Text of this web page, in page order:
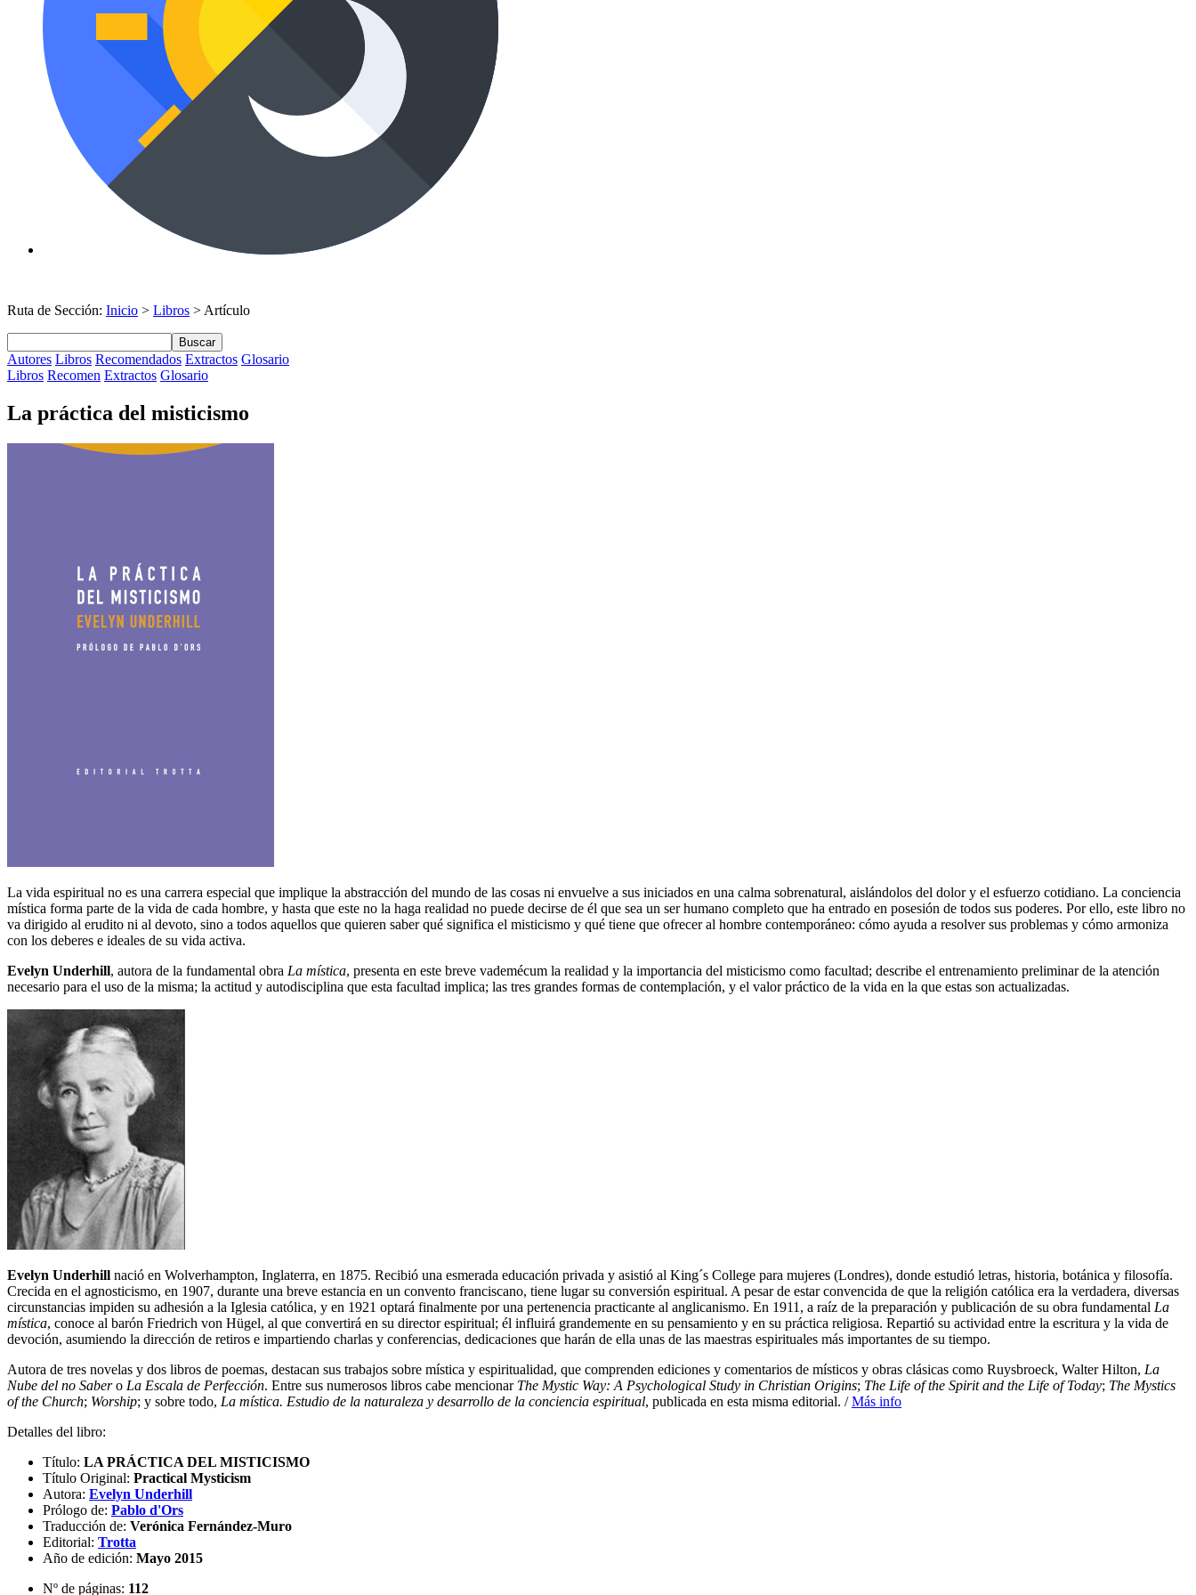
Ruta de Sección: Inicio > Libros > Artículo
Buscar
Autores Libros Recomendados Extractos Glosario
Libros Recomen Extractos Glosario
La práctica del misticismo
La vida espiritual no es una carrera especial que implique la abstracción del mundo de las cosas ni envuelve a sus iniciados en una calma sobrenatural, aislándolos del dolor y el esfuerzo cotidiano. La conciencia
mística forma parte de la vida de cada hombre, y hasta que este no la haga realidad no puede decirse de él que sea un ser humano completo que ha entrado en posesión de todos sus poderes. Por ello, este libro no
va dirigido al erudito ni al devoto, sino a todos aquellos que quieren saber qué significa el misticismo y qué tiene que ofrecer al hombre contemporáneo: cómo ayuda a resolver sus problemas y cómo armoniza
con los deberes e ideales de su vida activa.
Evelyn Underhill, autora de la fundamental obra La mística, presenta en este breve vademécum la realidad y la importancia del misticismo como facultad; describe el entrenamiento preliminar de la atención
necesario para el uso de la misma; la actitud y autodisciplina que esta facultad implica; las tres grandes formas de contemplación, y el valor práctico de la vida en la que estas son actualizadas.
Evelyn Underhill nació en Wolverhampton, Inglaterra, en 1875. Recibió una esmerada educación privada y asistió al King´s College para mujeres (Londres), donde estudió letras, historia, botánica y filosofía.
Crecida en el agnosticismo, en 1907, durante una breve estancia en un convento franciscano, tiene lugar su conversión espiritual. A pesar de estar convencida de que la religión católica era la verdadera, diversas
circunstancias impiden su adhesión a la Iglesia católica, y en 1921 optará finalmente por una pertenencia practicante al anglicanismo. En 1911, a raíz de la preparación y publicación de su obra fundamental La
mística, conoce al barón Friedrich von Hügel, al que convertirá en su director espiritual; él influirá grandemente en su pensamiento y en su práctica religiosa. Repartió su actividad entre la escritura y la vida de
devoción, asumiendo la dirección de retiros e impartiendo charlas y conferencias, dedicaciones que harán de ella unas de las maestras espirituales más importantes de su tiempo.
Autora de tres novelas y dos libros de poemas, destacan sus trabajos sobre mística y espiritualidad, que comprenden ediciones y comentarios de místicos y obras clásicas como Ruysbroeck, Walter Hilton, La
Nube del no Sabero La Escala de Perfección. Entre sus numerosos libros cabe mencionar The Mystic Way: A Psychological Study in Christian Origins; The Life of the Spirit and the Life of Today; The Mystics
of the Church; Worship; y sobre todo, La mística. Estudio de la naturaleza y desarrollo de la conciencia espiritual, publicada en esta misma editorial. /Más info
Detalles del libro:
Título: LA PRÁCTICA DEL MISTICISMO
Título Original: Practical Mysticism
Autora: Evelyn Underhill
Prólogo de: Pablo d'Ors
Traducción de: Verónica Fernández-Muro
Editorial: Trotta
Año de edición: Mayo 2015
Nº de páginas: 112